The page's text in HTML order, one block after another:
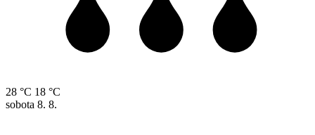
28 °C 18 °C
sobota 8. 8.